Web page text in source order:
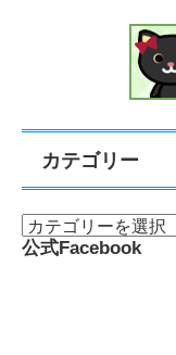
カテゴリー
公式Facebook